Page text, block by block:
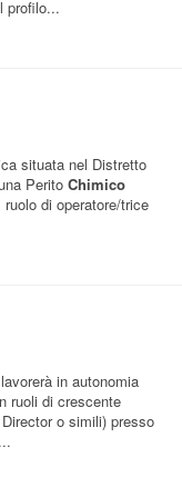
profilo...
situata nel Distretto
Perito Chimico
di operatore/trice
in autonomia
ruoli di crescente
o simili) presso
...